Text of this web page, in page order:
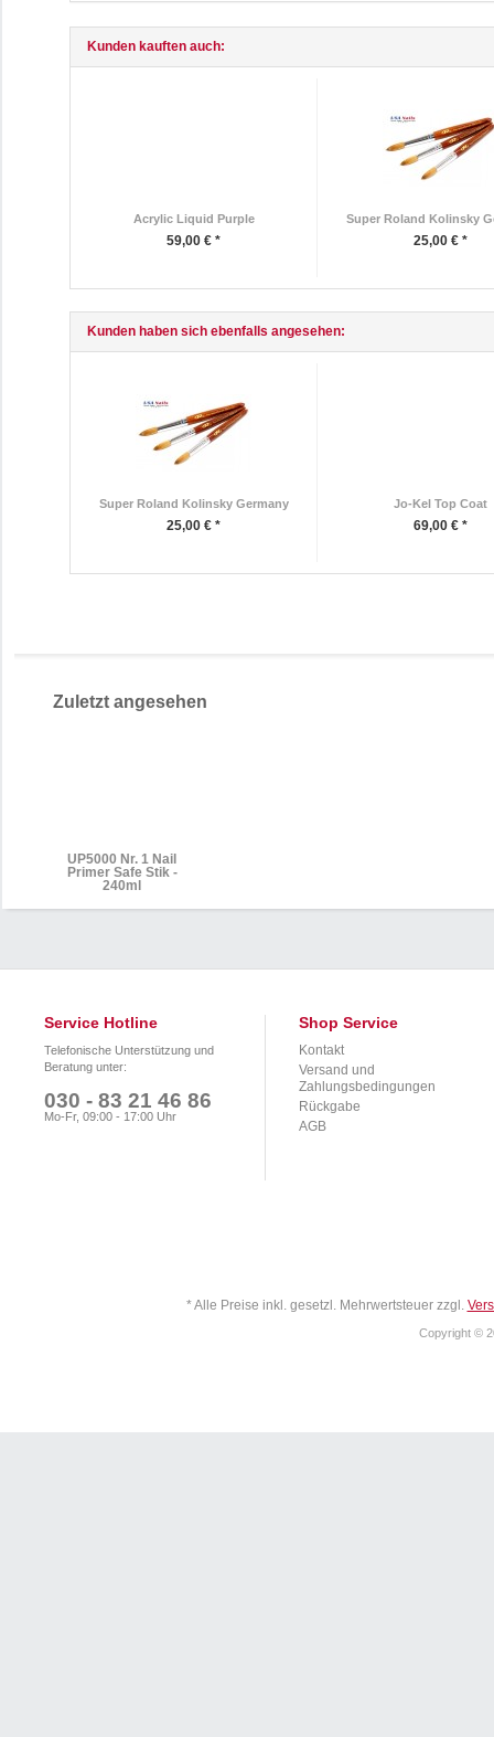
Kunden kauften auch:
Acrylic Liquid Purple
59,00 € *
Super Roland Kolinsky
25,00 € *
Kunden haben sich ebenfalls angesehen:
Super Roland Kolinsky Germany
25,00 € *
Jo-Kel Top Coat
69,00 € *
Zuletzt angesehen
UP5000 Nr. 1 Nail
Primer Safe Stik -
240ml
Service Hotline
Telefonische Unterstützung und
Beratung unter:
030 - 83 21 46 86
Mo-Fr, 09:00 - 17:00 Uhr
Shop Service
Kontakt
Versand und
Zahlungsbedingungen
Rückgabe
AGB
* Alle Preise inkl. gesetzl. Mehrwertsteuer zzgl.
Copyright ©